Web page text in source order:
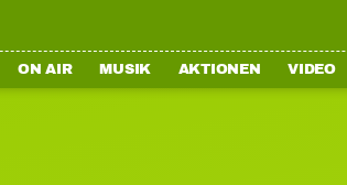
ON AIR MUSIK AKTIONEN VIDEO